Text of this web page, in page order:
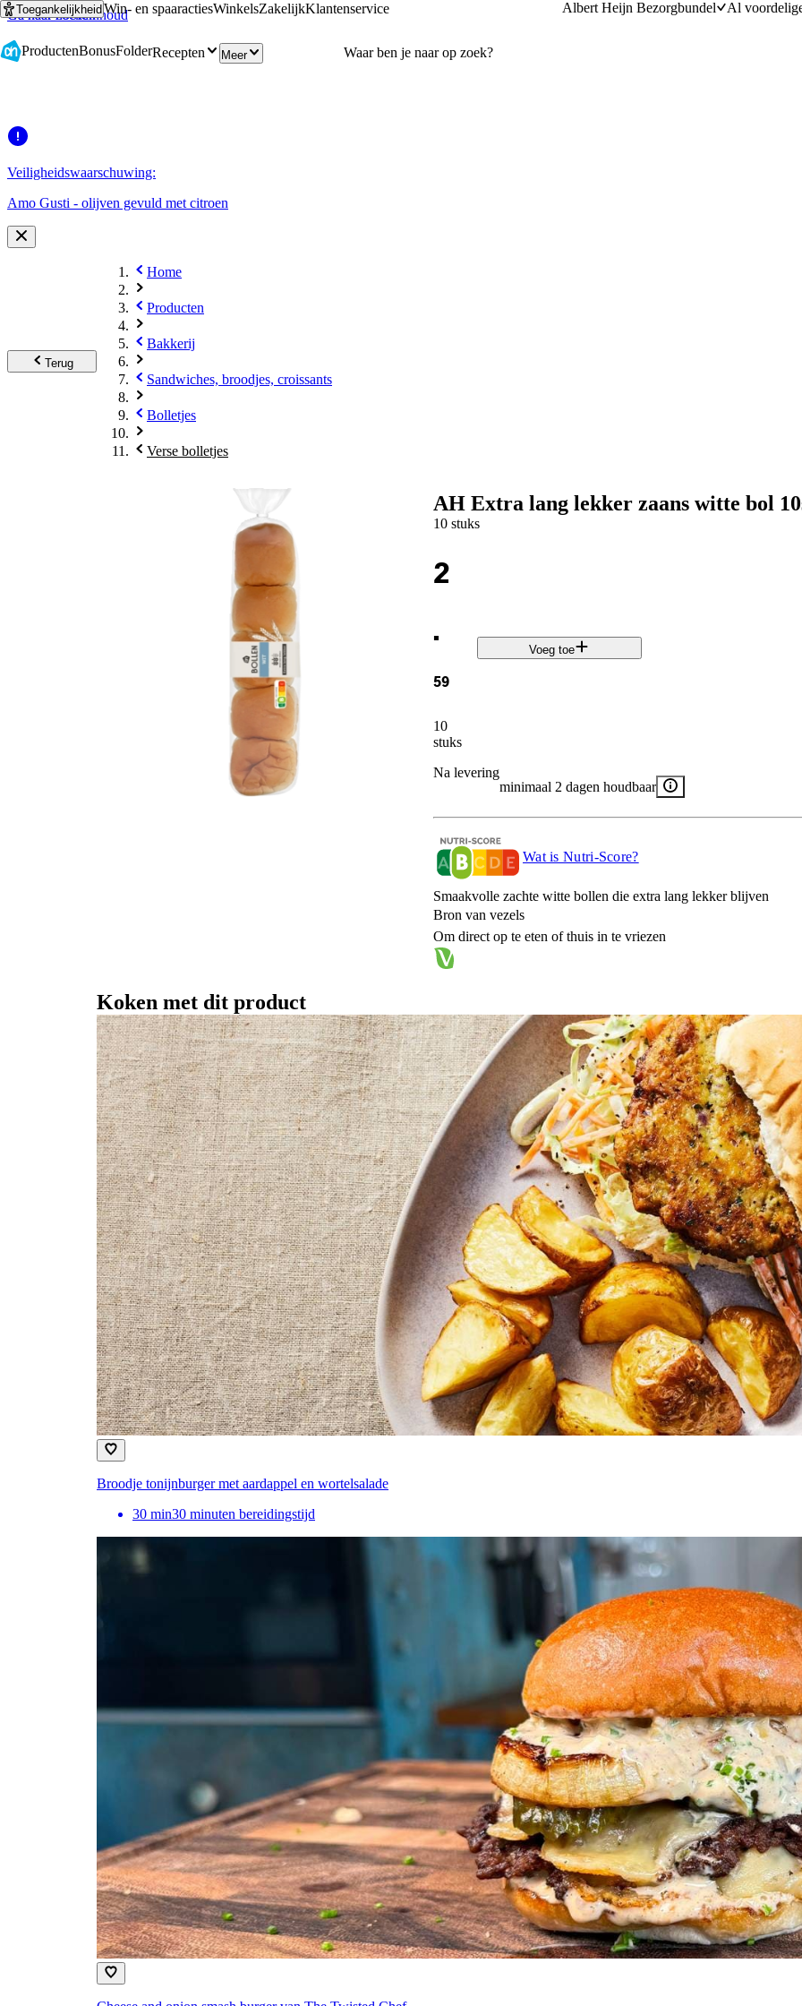
Ga naar hoofdinhoud
Ga naar zoeken
ToegankelijkheidWin- en spaaractiesWinkelsZakelijkKlantenservice Albert Heijn Bezorgbundel Al
ProductenBonusFolderRecepten Meer
Veiligheidswaarschuwing:
Amo Gusti - olijven gevuld met citroen
Terug
Home
Producten
Bakkerij
Sandwiches, broodjes, croissants
Bolletjes
Verse bolletjes
AH Extra lang lekker zaans witte bol
10 stuks
2
.
59
10
stuks
Voeg toe
Na levering
minimaal 2 dagen houdbaar
Wat is Nutri-Score?
Smaakvolle zachte witte bollen die extra lang lekker blijven
Bron van vezels
Om direct op te eten of thuis in te vriezen
Koken met dit product
Broodje tonijnburger met aardappel en wortelsalade
30 min30 minuten bereidingstijd